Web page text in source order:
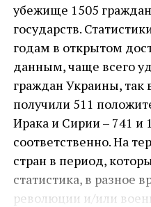
убежище 1505
государств.
годам в открытом
данным, чаще всего
граждан Украины, так
получили 511
Ирака и Сирии – 741 и
соответственно. На
стран в период,
статистика, в разное
революции и/или